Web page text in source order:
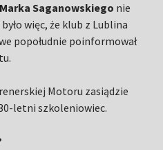
Marka Saganowskiego nie
więc, że klub z Lublina
popołudnie poinformował
Motoru zasiądzie
letni szkoleniowiec.